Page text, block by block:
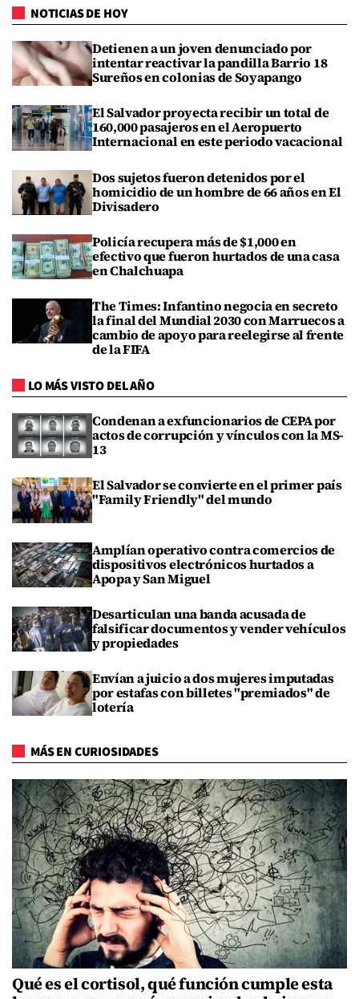
NOTICIAS DE HOY
Detienen a un joven denunciado por
intentar reactivar la pandilla Barrio 18
Sureños en colonias de Soyapango
El Salvador proyecta recibir un total de
160,000 pasajeros en el Aeropuerto
Internacional en este periodo vacacional
Dos sujetos fueron detenidos por el
homicidio de un hombre de 66 años en El
Divisadero
Policía recupera más de $1,000 en
efectivo que fueron hurtados de una casa
en Chalchuapa
The Times: Infantino negocia en secreto
la final del Mundial 2030 con Marruecos a
cambio de apoyo para reelegirse al frente
de la FIFA
LO MÁS VISTO DEL AÑO
Condenan a exfuncionarios de CEPA por
actos de corrupción y vínculos con la MS-
13
El Salvador se convierte en el primer país
"Family Friendly" del mundo
Amplían operativo contra comercios de
dispositivos electrónicos hurtados a
Apopa y San Miguel
Desarticulan una banda acusada de
falsificar documentos y vender vehículos
y propiedades
Envían a juicio a dos mujeres imputadas
por estafas con billetes "premiados" de
lotería
MÁS EN CURIOSIDADES
Qué es el cortisol, qué función cumple esta